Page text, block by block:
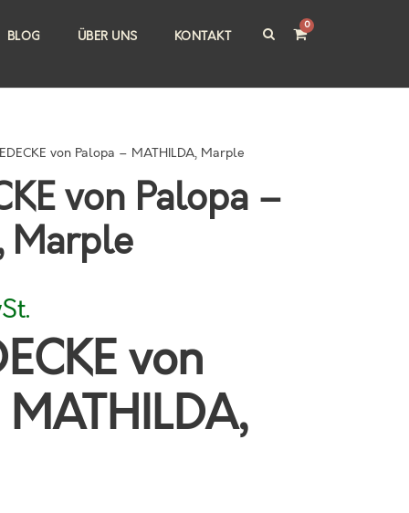
BLOG ÜBER UNS KONTAKT
0
von Palopa – MATHILDA, Marple
von Palopa –
Marple
von